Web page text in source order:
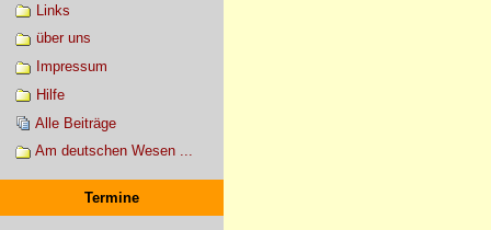
Links
über uns
Impressum
Hilfe
Alle Beiträge
Am deutschen Wesen ...
Termine